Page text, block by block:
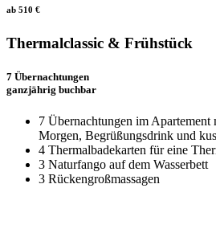
ab 510 €
Thermalclassic & Frühstück
7 Übernachtungen
ganzjährig buchbar
7 Übernachtungen im Apartement
Morgen, Begrüßungsdrink und
4 Thermalbadekarten für eine
3 Naturfango auf dem Wasserbett
3 Rückengroßmassagen